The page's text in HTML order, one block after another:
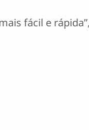
fácil e